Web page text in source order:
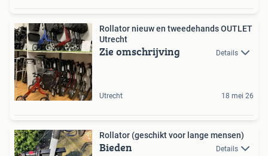
Rollator nieuw en tweedehands OUTLET
Utrecht
Zie omschrijving Details
Utrecht 18 mei 26
Rollator (geschikt voor lange mensen)
Bieden Details